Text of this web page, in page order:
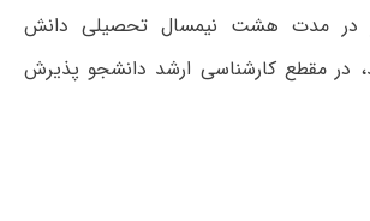
در مدت هشت نیمسال تحصیلی دانش
در مقطع کارشناسی ارشد دانشجو پذیرش